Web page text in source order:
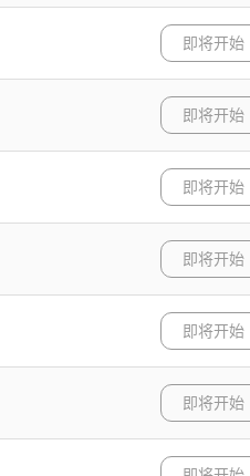
即将开始
即将开始
即将开始
即将开始
即将开始
即将开始